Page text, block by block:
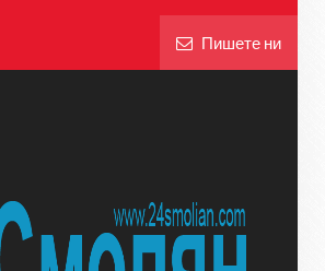
Пишете ни